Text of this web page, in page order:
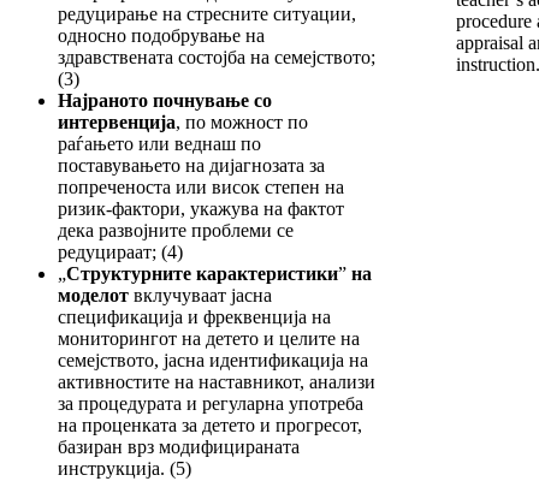
procedure
appraisal
редуцирање на стресните ситуации,
односно подобрување на
здравствената состојба на семејството;
(3)
Најраното почнување со
интервенција, по можност по
раѓањето или веднаш по
поставувањето на дијагнозата за
попреченоста или висок степен на
ризик-фактори, укажува на фактот
дека развојните проблеми се
редуцираат; (4)
„Структурните карактеристики” на
моделот вклучуваат јасна
спецификација и фреквенција на
мониторингот на детето и целите на
семејството, јасна идентификација на
активностите на наставникот, анализи
за процедурата и регуларна употреба
на проценката за детето и прогресот,
базиран врз модифицираната
инструкција. (5)